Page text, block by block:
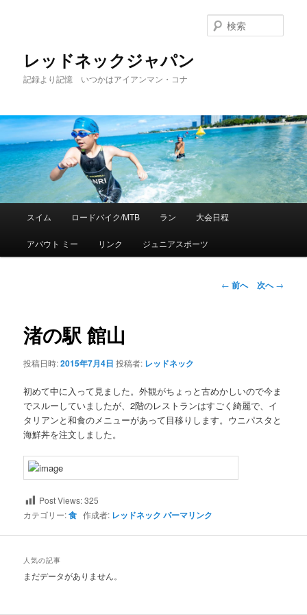
レッドネックジャパン
記録より記憶 いつかはアイアンマン・コナ
索
メ
メ
イ
ン
テ
ン
ツ
へ
移
動
スイム ロードバイク/MTB ラン 大会日程
アバウト ミー リンク ジュニアスポーツ
投
ン
← 前へ 次へ→
渚の駅 館山
投稿日時:2015年7月4日 投稿者: レッドネック
初めて中に入って見ました。外観がちょっと古めかしいので今ま
でスルーしていましたが、2階のレストランはすごく綺麗で、イ
タリアンと和食のメニューがあって目移りします。ウニパスタと
海鮮丼を注文しました。
Post Views:325
カテゴリー:食 作成者: レッドネック パーマリンク
人気の記事
まだデータがありません。